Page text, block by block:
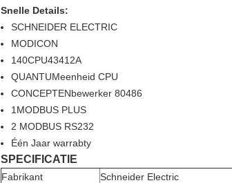
Snelle Details:
SCHNEIDER ELECTRIC
MODICON
140CPU43412A
QUANTUMeenheid CPU
CONCEPTENbewerker 80486
1MODBUS PLUS
2 MODBUS RS232
Één Jaar warrabty
SPECIFICATIE
Fabrikant
Schneider Electric